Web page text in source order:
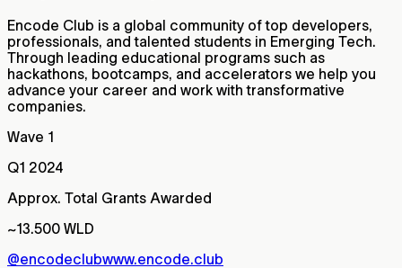
Encode Club is a global community of top developers,
professionals, and talented students in Emerging Tech.
Through leading educational programs such as
hackathons, bootcamps, and accelerators we help you
advance your career and work with transformative
companies.
Wave 1
Q1 2024
Approx. Total Grants Awarded
~13.500 WLD
@encodeclubwww.encode.club